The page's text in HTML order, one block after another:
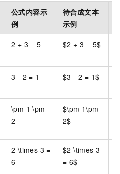
公式内容示
例
待合成文本
示例
2 + 3 = 5 $2 + 3 = 5$
3 - 2 = 1 $3 - 2 = 1$
\pm 1 \pm
2
$\pm 1\pm
2$
2 \times 3 =
6
$2 \times 3
= 6$